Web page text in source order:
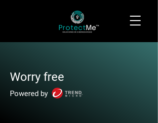
Worry free
Powered by